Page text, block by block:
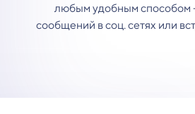
любым удобным способом
сообщений в соц. сетях или